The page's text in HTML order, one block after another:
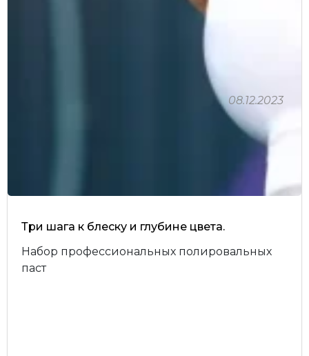
Три шага к блеску и глубине цвета.
Набор профессиональных полировальных
паст
08.12.2023